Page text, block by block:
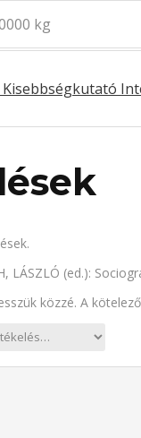
kg
Kisebbségkutató
LÁSZLÓ (ed.):
közzé. A